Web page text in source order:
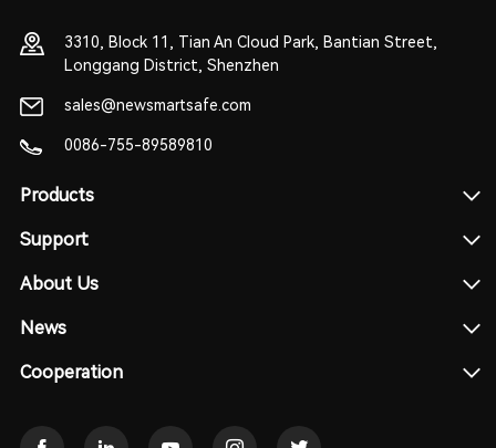
3310, Block 11, Tian An Cloud Park, Bantian Street,
Longgang District, Shenzhen
sales@newsmartsafe.com
0086-755-89589810
Products
Support
About Us
News
Cooperation